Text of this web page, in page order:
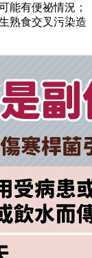
能有便祕情況；
熟食交叉污染造